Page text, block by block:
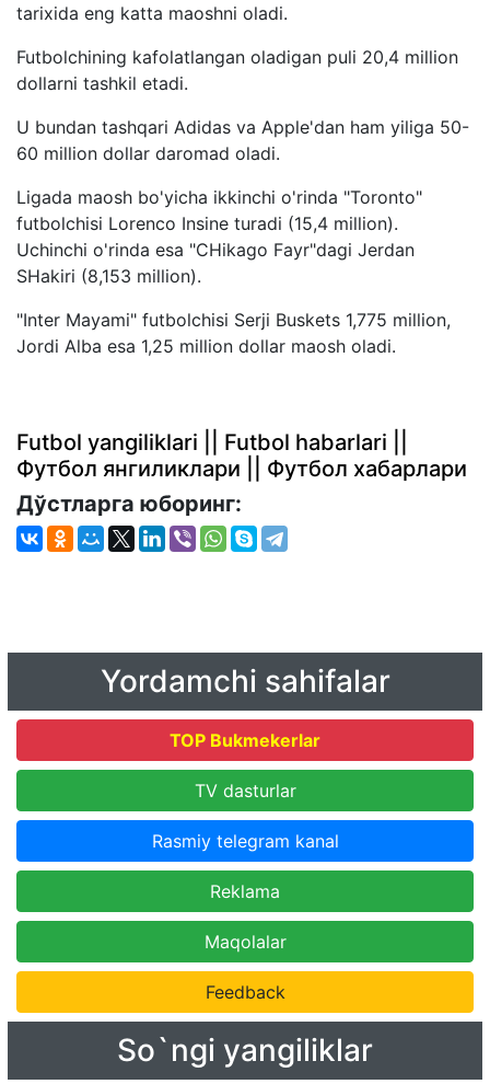
tarixida eng katta maoshni oladi.
Futbolchining kafolatlangan oladigan puli 20,4 million
dollarni tashkil etadi.
U bundan tashqari Adidas va Apple'dan ham yiliga 50-
60 million dollar daromad oladi.
Ligada maosh bo'yicha ikkinchi o'rinda "Toronto"
futbolchisi Lorenco Insine turadi (15,4 million).
Uchinchi o'rinda esa "CHikago Fayr"dagi Jerdan
SHakiri (8,153 million).
"Inter Mayami" futbolchisi Serji Buskets 1,775 million,
Jordi Alba esa 1,25 million dollar maosh oladi.
Futbol yangiliklari || Futbol habarlari ||
Футбол янгиликлари || Футбол хабарлари
Дўстларга юборинг:
Yordamchi sahifalar
TOP Bukmekerlar
TV dasturlar
Rasmiy telegram kanal
Reklama
Maqolalar
Feedback
So`ngi yangiliklar